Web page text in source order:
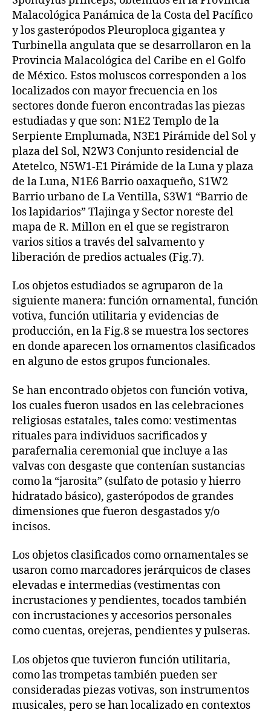
Malacológica Panámica de la Costa del Pacífico
y los gasterópodos Pleuroploca gigantea y
Turbinella angulata que se desarrollaron en la
Provincia Malacológica del Caribe en el Golfo
de México. Estos moluscos corresponden a los
localizados con mayor frecuencia en los
sectores donde fueron encontradas las piezas
estudiadas y que son: N1E2 Templo de la
Serpiente Emplumada, N3E1 Pirámide del Sol y
plaza del Sol, N2W3 Conjunto residencial de
Atetelco, N5W1-E1 Pirámide de la Luna y plaza
de la Luna, N1E6 Barrio oaxaqueño, S1W2
Barrio urbano de La Ventilla, S3W1 “Barrio de
los lapidarios” Tlajinga y Sector noreste del
mapa de R. Millon en el que se registraron
varios sitios a través del salvamento y
liberación de predios actuales (Fig.7).
Los objetos estudiados se agruparon de la
siguiente manera: función ornamental, función
votiva, función utilitaria y evidencias de
producción, en la Fig.8 se muestra los sectores
en donde aparecen los ornamentos clasificados
en alguno de estos grupos funcionales.
Se han encontrado objetos con función votiva,
los cuales fueron usados en las celebraciones
religiosas estatales, tales como: vestimentas
rituales para individuos sacrificados y
parafernalia ceremonial que incluye a las
valvas con desgaste que contenían sustancias
como la “jarosita” (sulfato de potasio y hierro
hidratado básico), gasterópodos de grandes
dimensiones que fueron desgastados y/o
incisos.
Los objetos clasificados como ornamentales se
usaron como marcadores jerárquicos de clases
elevadas e intermedias (vestimentas con
incrustaciones y pendientes, tocados también
con incrustaciones y accesorios personales
como cuentas, orejeras, pendientes y pulseras.
Los objetos que tuvieron función utilitaria,
como las trompetas también pueden ser
consideradas piezas votivas, son instrumentos
musicales, pero se han localizado en contextos